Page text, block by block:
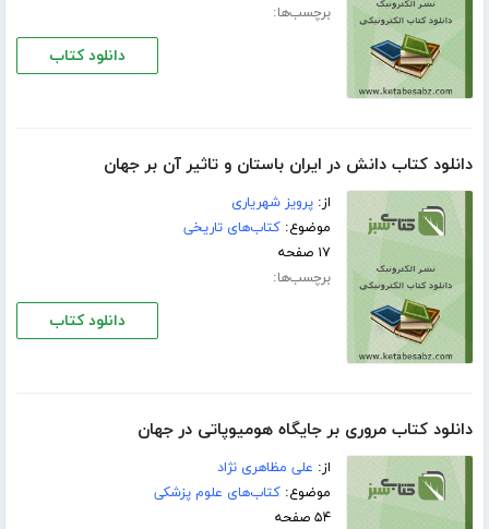
برچسب‌ها:
دانلود کتاب
دانلود کتاب دانش در ایران باستان و تاثیر آن بر جهان
از:پرویز شهریاری
موضوع:کتاب‌های تاریخی
۱۷ صفحه
برچسب‌ها:
دانلود کتاب
دانلود کتاب مروری بر جایگاه هومیوپاتی در جهان
از: علی مظاهری نژاد
موضوع:کتاب‌های علوم پزشکی
۵۴ صفحه